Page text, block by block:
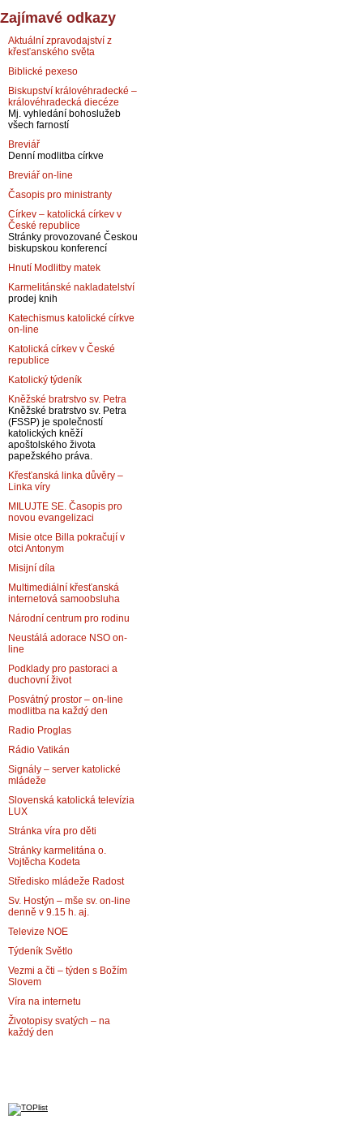
Zajímavé odkazy
Aktuální zpravodajství z
křesťanského světa
Biblické pexeso
Biskupství královéhradecké –
královéhradecká diecéze
Mj. vyhledání bohoslužeb
všech farností
Breviář
Denní modlitba církve
Breviář on-line
Časopis pro ministranty
Církev – katolická církev v
České republice
Stránky provozované Českou
biskupskou konferencí
Hnutí Modlitby matek
Karmelitánské nakladatelství
prodej knih
Katechismus katolické církve
on-line
Katolická církev v České
republice
Katolický týdeník
Kněžské bratrstvo sv. Petra
Kněžské bratrstvo sv. Petra
(FSSP) je společností
katolických kněží
apoštolského života
papežského práva.
Křesťanská linka důvěry –
Linka víry
MILUJTE SE. Časopis pro
novou evangelizaci
Misie otce Billa pokračují v
otci Antonym
Misijní díla
Multimediální křesťanská
internetová samoobsluha
Národní centrum pro rodinu
Neustálá adorace NSO on-
line
Podklady pro pastoraci a
duchovní život
Posvátný prostor – on-line
modlitba na každý den
Radio Proglas
Rádio Vatikán
Signály – server katolické
mládeže
Slovenská katolická televízia
LUX
Stránka víra pro děti
Stránky karmelitána o.
Vojtěcha Kodeta
Středisko mládeže Radost
Sv. Hostýn – mše sv. on-line
denně v 9.15 h. aj.
Televize NOE
Týdeník Světlo
Vezmi a čti – týden s Božím
Slovem
Víra na internetu
Životopisy svatých – na
každý den